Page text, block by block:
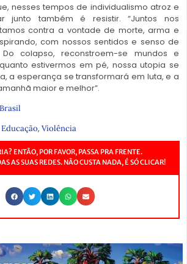
nesses tempos de individualismo atroz e
junto também é resistir. “Juntos nos
contra a vontade de morte, arma e
com nossos sentidos e senso de
colapso, reconstroem-se mundos e
estivermos em pé, nossa utopia se
a esperança se transformará em luta, e a
maior e melhor”.
Educação, Violência
ENTÃO, POR FAVOR, PASSA PRA FRENTE.
AS SUAS REDES. NÃO CUSTA NADA, É SÓ CLICAR!